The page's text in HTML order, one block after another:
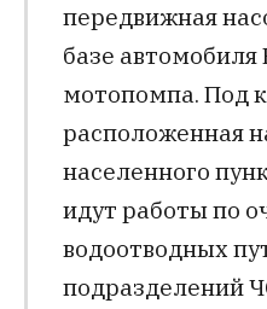
передвижная
базе
мотопомпа. Под
расположенная
населенного
идут работы по
водоотводных
подразделений